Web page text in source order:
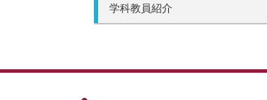
学科教員紹介